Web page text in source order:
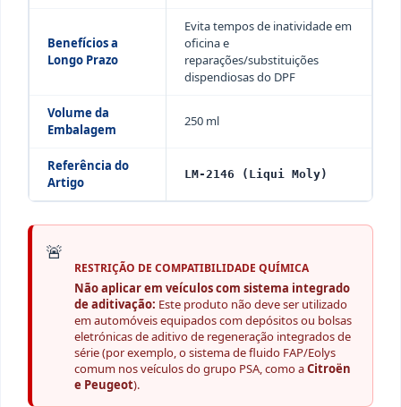
Benefícios a
Longo Prazo
Evita tempos de inatividade em
oficina e
reparações/substituições
dispendiosas do DPF
Volume da
Embalagem
250 ml
Referência do
Artigo
LM-2146 (Liqui Moly)
🚨
RESTRIÇÃO DE COMPATIBILIDADE QUÍMICA
Não aplicar em veículos com sistema integrado
de aditivação: Este produto não deve ser utilizado
em automóveis equipados com depósitos ou bolsas
eletrónicas de aditivo de regeneração integrados de
série (por exemplo, o sistema de fluido FAP/Eolys
comum nos veículos do grupo PSA, como aCitroën
e Peugeot).